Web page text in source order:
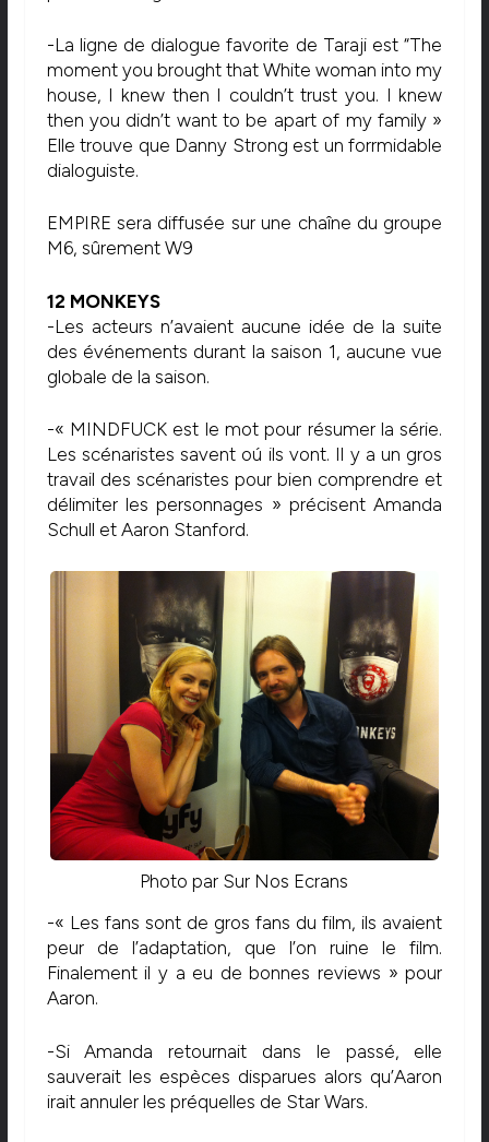
-La ligne de dialogue favorite de Taraji est “The
moment you brought that White woman into my
house, I knew then I couldn’t trust you. I knew
then you didn’t want to be apart of my family »
Elle trouve que Danny Strong est un forrmidable
dialoguiste.
EMPIRE sera diffusée sur une chaîne du groupe
M6, sûrement W9
12 MONKEYS
-Les acteurs n’avaient aucune idée de la suite
des événements durant la saison 1, aucune vue
globale de la saison.
-« MINDFUCK est le mot pour résumer la série.
Les scénaristes savent oú ils vont. Il y a un gros
travail des scénaristes pour bien comprendre et
délimiter les personnages » précisent Amanda
Schull et Aaron Stanford.
Photo par Sur Nos Ecrans
-« Les fans sont de gros fans du film, ils avaient
peur de l’adaptation, que l’on ruine le film.
Finalement il y a eu de bonnes reviews » pour
Aaron.
-Si Amanda retournait dans le passé, elle
sauverait les espèces disparues alors qu’Aaron
irait annuler les préquelles de Star Wars.